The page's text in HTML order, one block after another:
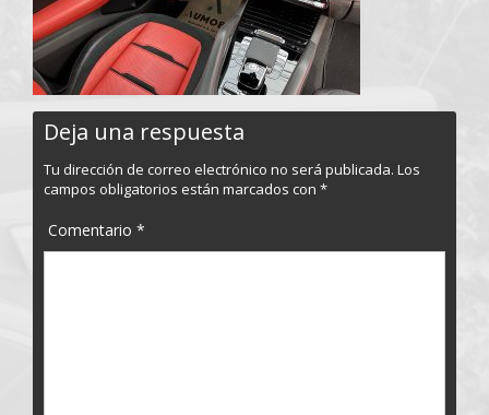
Deja una respuesta
Tu dirección de correo electrónico no será publicada. Los
campos obligatorios están marcados con *
Comentario *